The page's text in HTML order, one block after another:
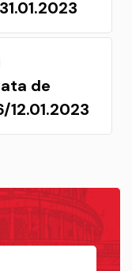
de
12.01.2023